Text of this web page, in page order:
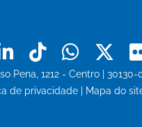
LinkedinTiktok X
Pena, 1212 - Centro | 30130-
de privacidade
Mapa do